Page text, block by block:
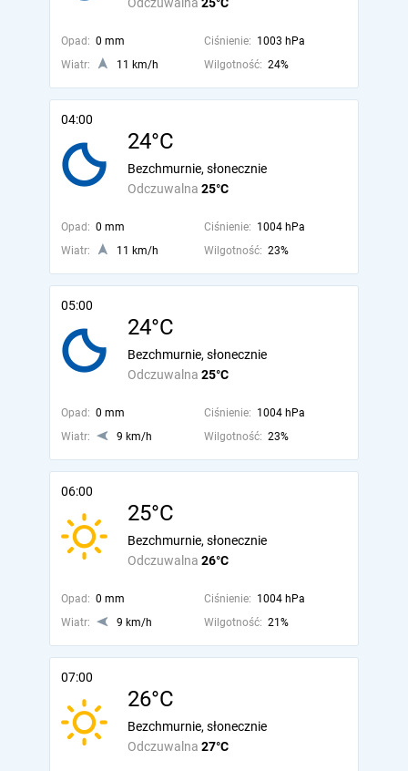
Opad: 0 mm Ciśnienie: 1003 hPa
Wiatr:
11 km/h Wilgotność: 24%
04:00
24°C
Odczuwalna 25°C
Bezchmurnie, słonecznie
Opad: 0 mm Ciśnienie: 1004 hPa
Wiatr:
11 km/h Wilgotność: 23%
05:00
24°C
Odczuwalna 25°C
Bezchmurnie, słonecznie
Opad: 0 mm Ciśnienie: 1004 hPa
Wiatr:
9 km/h Wilgotność: 23%
06:00
25°C
Odczuwalna 26°C
Bezchmurnie, słonecznie
Opad: 0 mm Ciśnienie: 1004 hPa
Wiatr:
9 km/h Wilgotność: 21%
07:00
26°C
Odczuwalna 27°C
Bezchmurnie, słonecznie